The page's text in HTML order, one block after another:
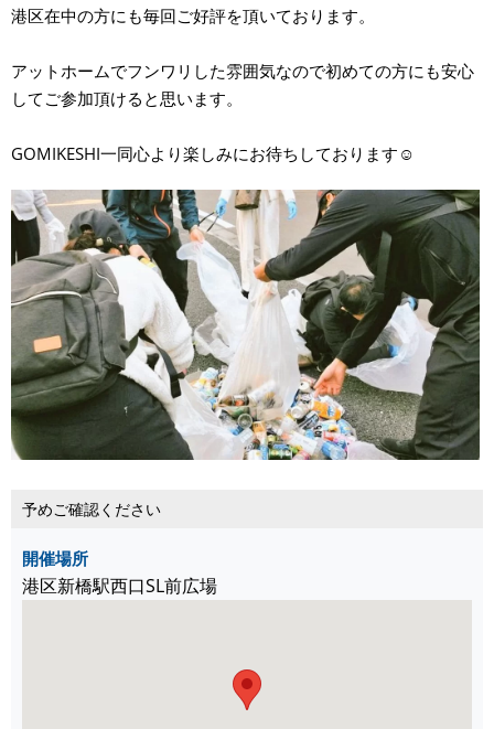
港区在中の方にも毎回ご好評を頂いております。
アットホームでフンワリした雰囲気なので初めての方にも安心
してご参加頂けると思います。
GOMIKESHI一同心より楽しみにお待ちしております☺️
予めご確認ください
開催場所
港区新橋駅西口SL前広場